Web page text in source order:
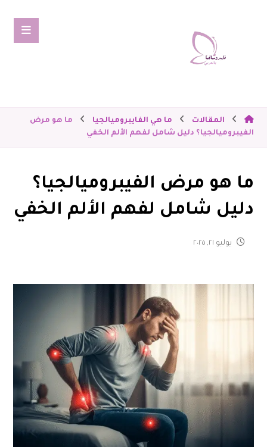
المقالات ما هي الفايبروميالجيا
ما هو مرض
الفيبروميالجيا؟ دليل شامل لفهم الألم الخفي
ما هو مرض الفيبروميالجيا؟
دليل شامل لفهم الألم الخفي
يوليو ٢١, ٢٠٢٥